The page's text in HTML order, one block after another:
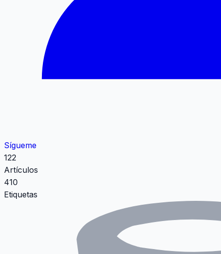
Sígueme
122
Artículos
410
Etiquetas